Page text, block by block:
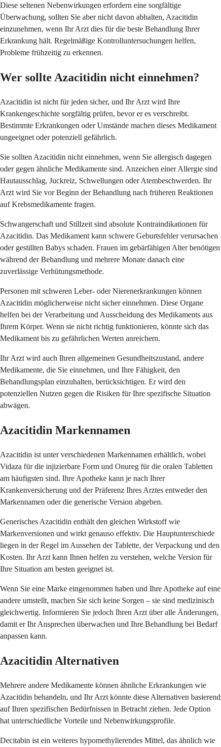
Diese seltenen Nebenwirkungen erfordern eine sorgfältige
Überwachung, sollten Sie aber nicht davon abhalten, Azacitidin
einzunehmen, wenn Ihr Arzt dies für die beste Behandlung Ihrer
Erkrankung hält. Regelmäßige Kontrolluntersuchungen helfen,
Probleme frühzeitig zu erkennen.
Wer sollte Azacitidin nicht einnehmen?
Azacitidin ist nicht für jeden sicher, und Ihr Arzt wird Ihre
Krankengeschichte sorgfältig prüfen, bevor er es verschreibt.
Bestimmte Erkrankungen oder Umstände machen dieses Medikament
ungeeignet oder potenziell gefährlich.
Sie sollten Azacitidin nicht einnehmen, wenn Sie allergisch dagegen
oder gegen ähnliche Medikamente sind. Anzeichen einer Allergie sind
Hautausschlag, Juckreiz, Schwellungen oder Atembeschwerden. Ihr
Arzt wird Sie vor Beginn der Behandlung nach früheren Reaktionen
auf Krebsmedikamente fragen.
Schwangerschaft und Stillzeit sind absolute Kontraindikationen für
Azacitidin. Das Medikament kann schwere Geburtsfehler verursachen
oder gestillten Babys schaden. Frauen im gebärfähigen Alter benötigen
während der Behandlung und mehrere Monate danach eine
zuverlässige Verhütungsmethode.
Personen mit schweren Leber- oder Nierenerkrankungen können
Azacitidin möglicherweise nicht sicher einnehmen. Diese Organe
helfen bei der Verarbeitung und Ausscheidung des Medikaments aus
Ihrem Körper. Wenn sie nicht richtig funktionieren, könnte sich das
Medikament bis zu gefährlichen Werten anreichern.
Ihr Arzt wird auch Ihren allgemeinen Gesundheitszustand, andere
Medikamente, die Sie einnehmen, und Ihre Fähigkeit, den
Behandlungsplan einzuhalten, berücksichtigen. Er wird den
potenziellen Nutzen gegen die Risiken für Ihre spezifische Situation
abwägen.
Azacitidin Markennamen
Azacitidin ist unter verschiedenen Markennamen erhältlich, wobei
Vidaza für die injizierbare Form und Onureg für die oralen Tabletten
am häufigsten sind. Ihre Apotheke kann je nach Ihrer
Krankenversicherung und der Präferenz Ihres Arztes entweder den
Markennamen oder die generische Version abgeben.
Generisches Azacitidin enthält den gleichen Wirkstoff wie
Markenversionen und wirkt genauso effektiv. Die Hauptunterschiede
liegen in der Regel im Aussehen der Tablette, der Verpackung und den
Kosten. Ihr Arzt kann Ihnen helfen zu verstehen, welche Version für
Ihre Situation am besten geeignet ist.
Wenn Sie eine Marke eingenommen haben und Ihre Apotheke auf eine
andere umstellt, machen Sie sich keine Sorgen – sie sind medizinisch
gleichwertig. Informieren Sie jedoch Ihren Arzt über alle Änderungen,
damit er Ihr Ansprechen überwachen und Ihre Behandlung bei Bedarf
anpassen kann.
Azacitidin Alternativen
Mehrere andere Medikamente können ähnliche Erkrankungen wie
Azacitidin behandeln, und Ihr Arzt könnte diese Alternativen basierend
auf Ihren spezifischen Bedürfnissen in Betracht ziehen. Jede Option
hat unterschiedliche Vorteile und Nebenwirkungsprofile.
Decitabin ist ein weiteres hypomethylierendes Mittel, das ähnlich wie